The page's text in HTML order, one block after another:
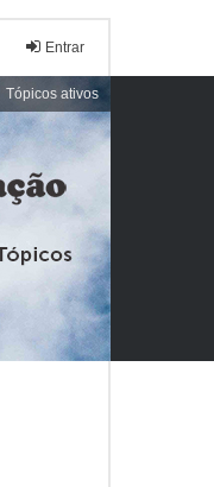
Entrar
Tópicos ativos